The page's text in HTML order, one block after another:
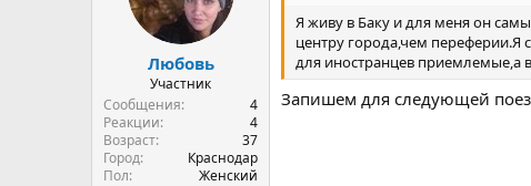
Любовь
Участник
Сообщения
4
Реакции
4
Возраст
37
Город
Краснодар
Пол
Женский
Я живу в Баку и для меня он
центру города,чем переферии.Я
для иностранцев приемлемые,а
Запишем для следующей